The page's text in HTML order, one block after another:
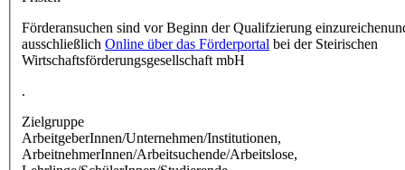
Förderansuchen sind vor Beginn der Qualifzierung
ausschließlich Online über das Förderportal bei der Steirischen
Wirtschaftsförderungsgesellschaft mbH
.
Zielgruppe
ArbeitgeberInnen/Unternehmen/Institutionen,
ArbeitnehmerInnen/Arbeitsuchende/Arbeitslose,